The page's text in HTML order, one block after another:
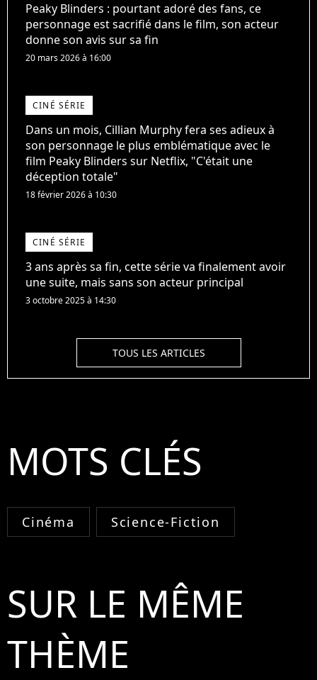
Peaky Blinders : pourtant adoré des fans, ce
personnage est sacrifié dans le film, son acteur
donne son avis sur sa fin
20 mars 2026 à 16:00
CINÉ SÉRIE
Dans un mois, Cillian Murphy fera ses adieux à
son personnage le plus emblématique avec le
film Peaky Blinders sur Netflix, "C'était une
déception totale"
18 février 2026 à 10:30
CINÉ SÉRIE
3 ans après sa fin, cette série va finalement avoir
une suite, mais sans son acteur principal
3 octobre 2025 à 14:30
TOUS LES ARTICLES
MOTS CLÉS
Cinéma Science-Fiction
SUR LE MÊME
THÈME